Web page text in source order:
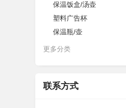
保温饭盒/汤壶
塑料广告杯
保温瓶/壶
更多分类
联系方式